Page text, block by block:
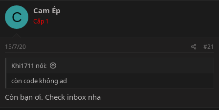
r
e
a
d
t
r
e
r
C Cam Ép
Cấp 1
15/7/20 #21
Khi1711 nói:
còn code không ad
Còn bạn ơi. Check inbox nha